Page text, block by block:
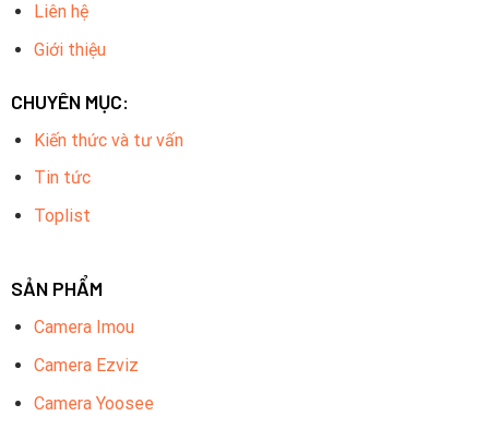
Liên hệ
Giới thiệu
CHUYÊN MỤC:
Kiến thức và tư vấn
Tin tức
Toplist
SẢN PHẨM
Camera Imou
Camera Ezviz
Camera Yoosee